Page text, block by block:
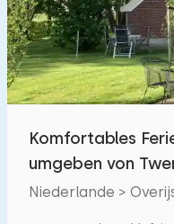
Schwimmbad
Eingezäunter
Haustierfrei
Ladestation Auto
Komfortables
umgeben von
Hengevelde
Niederlande >